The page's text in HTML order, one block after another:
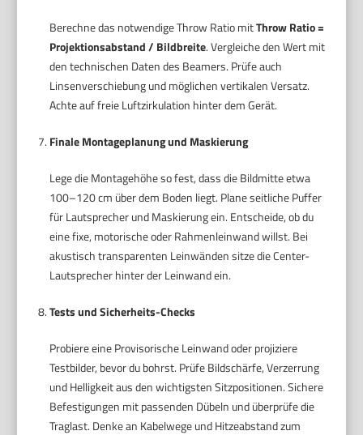
Berechne das notwendige Throw Ratio mitThrow Ratio =
Projektionsabstand / Bildbreite. Vergleiche den Wert mit
den technischen Daten des Beamers. Prüfe auch
Linsenverschiebung und möglichen vertikalen Versatz.
Achte auf freie Luftzirkulation hinter dem Gerät.
Finale Montageplanung und Maskierung
Lege die Montagehöhe so fest, dass die Bildmitte etwa
100–120 cm über dem Boden liegt. Plane seitliche Puffer
für Lautsprecher und Maskierung ein. Entscheide, ob du
eine fixe, motorische oder Rahmenleinwand willst. Bei
akustisch transparenten Leinwänden sitze die Center-
Lautsprecher hinter der Leinwand ein.
Tests und Sicherheits-Checks
Probiere eine Provisorische Leinwand oder projiziere
Testbilder, bevor du bohrst. Prüfe Bildschärfe, Verzerrung
und Helligkeit aus den wichtigsten Sitzpositionen. Sichere
Befestigungen mit passenden Dübeln und überprüfe die
Traglast. Denke an Kabelwege und Hitzeabstand zum